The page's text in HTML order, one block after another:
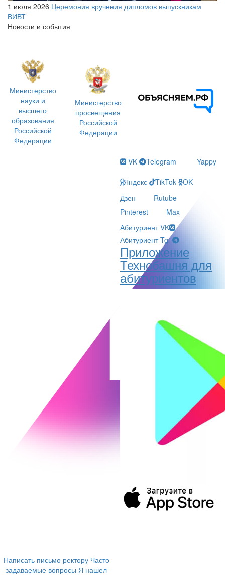
1 июля 2026 Церемония вручения дипломов выпускникам
ВИВТ
Новости и события
Министерство
науки и
высшего
образования
Российской
Федерации
Министерство
просвещения
Российской
Федерации
Написать письмо ректору Часто
задаваемые вопросы Я нашел
VK Telegram
Yappy
Яндекс
TikTok
OK
Дзен
Rutube
Pinterest
Max
Абитуриент VK
Абитуриент Tg
Приложение
Технобашня для
абитуриентов